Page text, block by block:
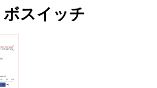
スイッチ